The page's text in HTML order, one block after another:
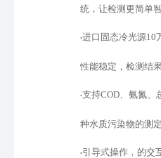
统，让检测更简单智
•进口固态冷光源10
性能稳定，检测结果
•支持COD、氨氮、
种水质污染物的测定
•引导式操作，的交